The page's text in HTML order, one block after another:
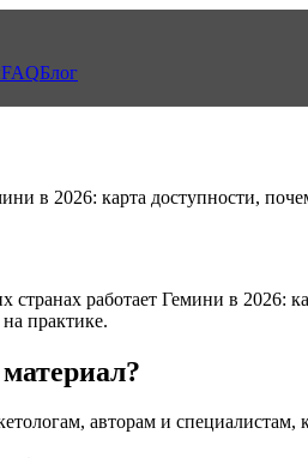
FAQБлог
в 2026: карта доступности,
странах работает Гемини в 2026:
практике.
авторам и